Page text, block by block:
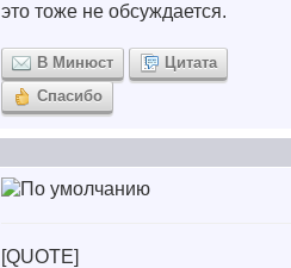
это тоже не обсуждается.
В Минюст
Цитата
Спасибо
[QUOTE]